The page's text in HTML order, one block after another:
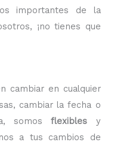
importantes de la
¡no tienes que
cambiar en cualquier
cambiar la fecha o
somosflexibles y
a tus cambios de